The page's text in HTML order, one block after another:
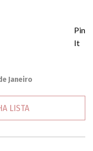
Pin
It
Janeiro
LISTA